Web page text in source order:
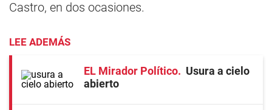
Castro, en dos ocasiones.
LEE ADEMÁS
EL Mirador Político
Usura a cielo
abierto